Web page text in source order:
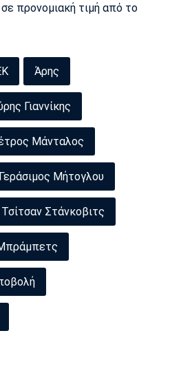
προνομιακή τιμή από το
Άρης
Γιαννίκης
Μάνταλος
Γεράσιμος Μήτογλου
Τσίτσαν Στάνκοβιτς